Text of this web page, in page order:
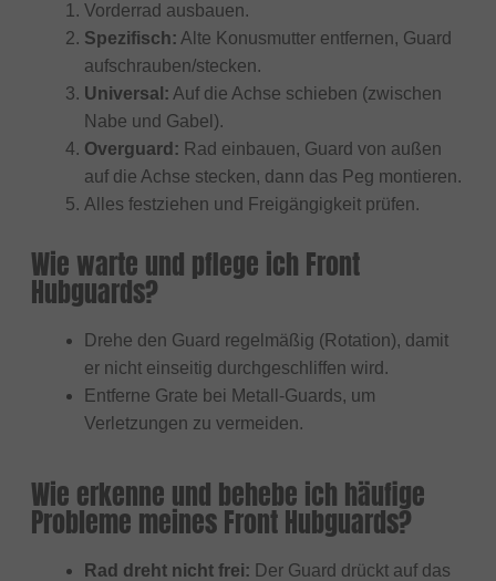
Vorderrad ausbauen.
Spezifisch: Alte Konusmutter entfernen, Guard
aufschrauben/stecken.
Universal: Auf die Achse schieben (zwischen
Nabe und Gabel).
Overguard: Rad einbauen, Guard von außen
auf die Achse stecken, dann das Peg montieren.
Alles festziehen und Freigängigkeit prüfen.
Wie warte und pflege ich Front
Hubguards?
Drehe den Guard regelmäßig (Rotation), damit
er nicht einseitig durchgeschliffen wird.
Entferne Grate bei Metall-Guards, um
Verletzungen zu vermeiden.
Wie erkenne und behebe ich häufige
Probleme meines Front Hubguards?
Rad dreht nicht frei: Der Guard drückt auf das